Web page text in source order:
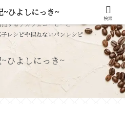
するデカフェコーヒーと
レシピや捏ねないパンレシピ
ひよしにっき~
~ひよしにっき~
検索